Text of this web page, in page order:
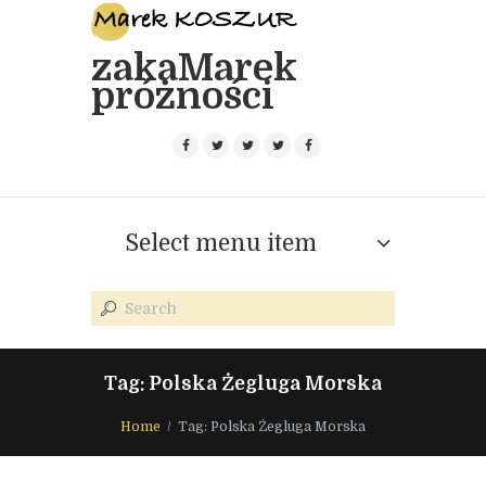
zakaMarek
próżności
Select menu item
Tag: Polska Żegluga Morska
Home Tag: Polska Żegluga Morska